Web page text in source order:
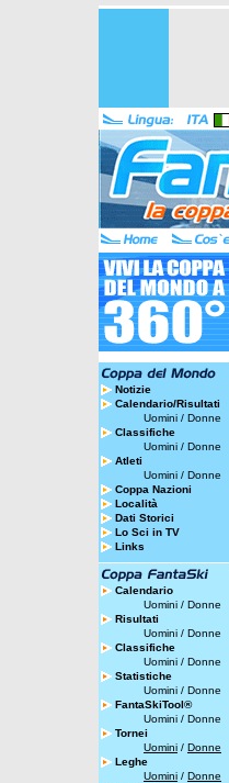
Notizie
Calendario/Risultati
Uomini / Donne
Classifiche
Uomini / Donne
Atleti
Uomini / Donne
Coppa Nazioni
Località
Dati Storici
Lo Sci in TV
Links
Calendario
Uomini / Donne
Risultati
Uomini / Donne
Classifiche
Uomini / Donne
Statistiche
Uomini / Donne
FantaSkiTool®
Uomini / Donne
Tornei
Uomini / Donne
Leghe
Uomini / Donne